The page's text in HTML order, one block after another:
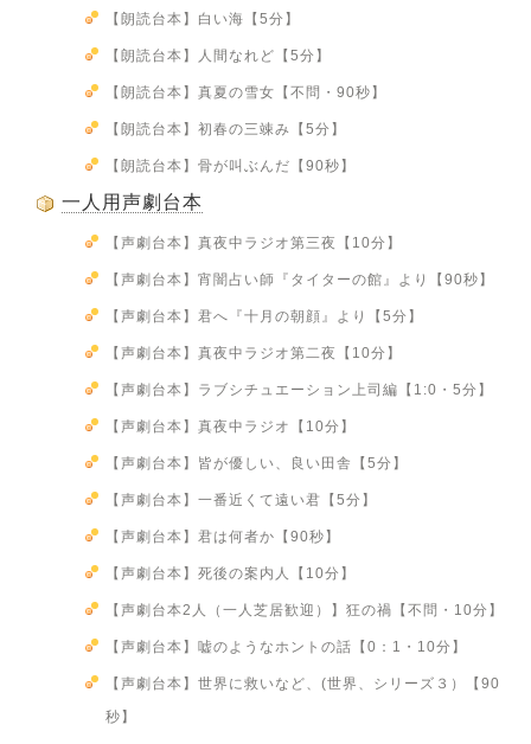
【朗読台本】白い海【5分】
【朗読台本】人間なれど【5分】
【朗読台本】真夏の雪女【不問・90秒】
【朗読台本】初春の三竦み【5分】
【朗読台本】骨が叫ぶんだ【90秒】
一人用声劇台本
【声劇台本】真夜中ラジオ第三夜【10分】
【声劇台本】宵闇占い師『タイターの館』より【90秒】
【声劇台本】君へ『十月の朝顔』より【5分】
【声劇台本】真夜中ラジオ第二夜【10分】
【声劇台本】ラブシチュエーション上司編【1:0・5分】
【声劇台本】真夜中ラジオ【10分】
【声劇台本】皆が優しい、良い田舎【5分】
【声劇台本】一番近くて遠い君【5分】
【声劇台本】君は何者か【90秒】
【声劇台本】死後の案内人【10分】
【声劇台本2人（一人芝居歓迎）】狂の禍【不問・10分】
【声劇台本】嘘のようなホントの話【0：1・10分】
【声劇台本】世界に救いなど、(世界、シリーズ３）【90
秒】